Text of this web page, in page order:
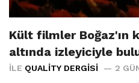
Kült filmler Boğaz'ın
altında izleyiciyle
İLE QUALITY DERGISI 2